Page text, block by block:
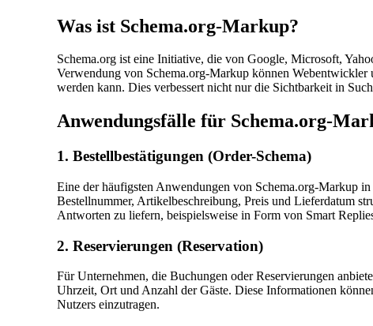
Was ist Schema.org-Markup?
Schema.org ist eine Initiative, die von Google, Microsoft,
Verwendung von Schema.org-Markup können
werden kann. Dies verbessert nicht nur die Sichtbarkeit in
Anwendungsfälle für Schema.org-
1. Bestellbestätigungen (Order-Schema)
Eine der häufigsten Anwendungen von Schema.org-Markup
Bestellnummer, Artikelbeschreibung, Preis und Lieferdatum
Antworten zu liefern, beispielsweise in Form von Smart
2. Reservierungen (Reservation)
Für Unternehmen, die Buchungen oder Reservierungen
Uhrzeit, Ort und Anzahl der Gäste. Diese Informationen
Nutzers einzutragen.